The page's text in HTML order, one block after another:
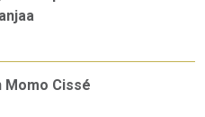
Momo Cissé